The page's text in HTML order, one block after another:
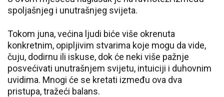
spoljašnjeg i unutrašnjeg svijeta.
Tokom juna, većina ljudi biće više okrenuta
konkretnim, opipljivim stvarima koje mogu da vide,
čuju, dodirnu ili iskuse, dok će neki više pažnje
posvećivati unutrašnjem svijetu, intuiciji i duhovnim
uvidima. Mnogi će se kretati između ova dva
pristupa, tražeći balans.